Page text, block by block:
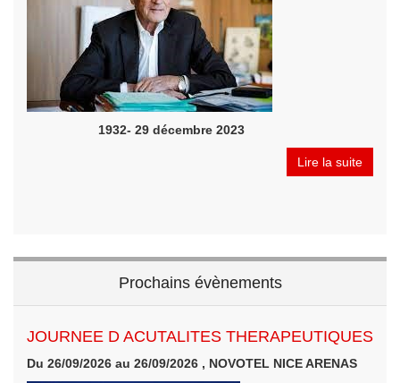
1932- 29 décembre 2023
Lire la suite
Prochains évènements
JOURNEE D ACUTALITES THERAPEUTIQUES
Du 26/09/2026 au 26/09/2026 , NOVOTEL NICE ARENAS